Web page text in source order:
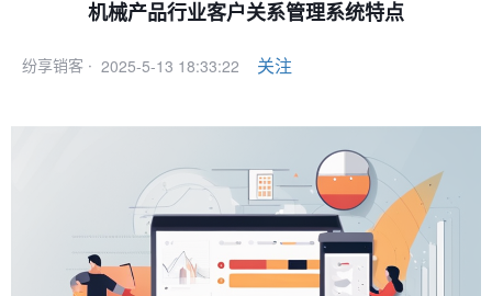
机械产品行业客户关系管理系统特点
纷享销客 · 2025-5-13 18:33:22 关注